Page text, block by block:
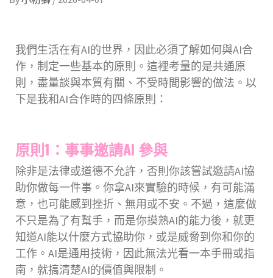
我們生活在有AI的世界，因此必須了解如何與AI合
作，制定一些基本的原則。這裡考量的是共通原
則，盡量談與本質有關、不受時間影響的做法。以
下是我和AI合作時的四條原則：
原則1：事事邀請AI 參與
除非是法律或道德不允許，否則你該嘗試邀請AI協
助你做每一件事。你拿AI來實驗的時候，有可能滿
意，也可能感到挫折、無用或不安。不過，這麼做
不只是為了有幫手，而是你摸熟AI的能力後，就更
知道AI能以什麼方式協助你，或是威脅到你和你的
工作。AI是通用技術，因此無法光看一本手冊或指
南，就搞清楚AI的價值與限制。